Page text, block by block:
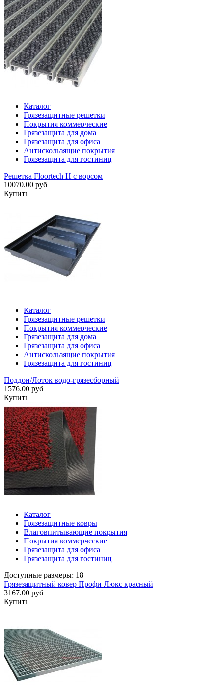
Каталог
Грязезащитные решетки
Покрытия коммерческие
Грязезащита для дома
Грязезащита для офиса
Антискользящие покрытия
Грязезащита для гостиниц
Решетка Floortech H с ворсом
10070.00 руб
Купить
Каталог
Грязезащитные решетки
Покрытия коммерческие
Грязезащита для дома
Грязезащита для офиса
Антискользящие покрытия
Грязезащита для гостиниц
Поддон/Лоток водо-грязесборный
1576.00 руб
Купить
Каталог
Грязезащитные ковры
Влаговпитывающие покрытия
Покрытия коммерческие
Грязезащита для офиса
Грязезащита для гостиниц
Доступные размеры: 18
Грязезащитный ковер Профи Люкс красный
3167.00 руб
Купить